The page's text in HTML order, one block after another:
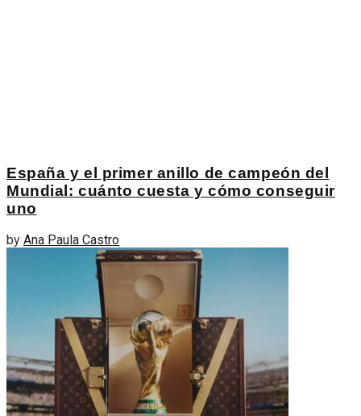
España y el primer anillo de campeón del
Mundial: cuánto cuesta y cómo conseguir
uno
by Ana Paula Castro